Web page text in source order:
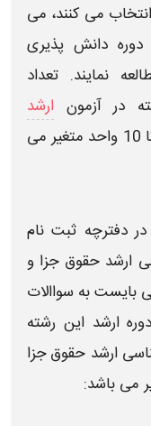
می کنند، می
دانش پذیری
نمایند. تعداد
درآزمون ارشد
متفاوت بوده و بین 6 تا 10 واحد متغیر می
دردفترچه ثبت نام
ارشدحقوق جزا و
بایست به سواالات
ارشد این رشته
ارشد حقوق جزا
می باشد: